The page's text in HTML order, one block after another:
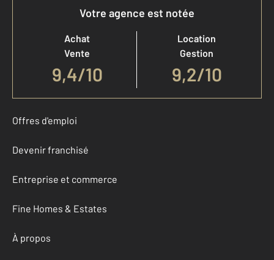
Votre agence est notée
Achat
Vente
9,4/10
Location
Gestion
9,2/10
Offres d'emploi
Devenir franchisé
Entreprise et commerce
Fine Homes & Estates
À propos